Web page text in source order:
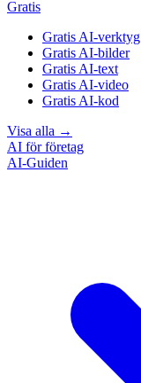
Gratis
Gratis AI-verktyg
Gratis AI-bilder
Gratis AI-text
Gratis AI-video
Gratis AI-kod
Visa alla →
AI för företag
AI-Guiden